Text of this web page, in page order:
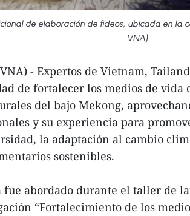
de elaboración de fideos, ubicada en la
VNA)
- Expertos de Vietnam,
de fortalecer los medios de vida
del bajo Mekong,
y su experiencia para
la adaptación al cambio
sostenibles.
fue abordado durante el taller de
“Fortalecimiento de los